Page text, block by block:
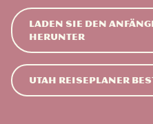
Laden Sie den
herunter
Utah Reiseplaner